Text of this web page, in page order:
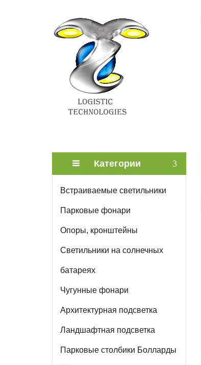
Категории
Встраиваемые светильники
Парковые фонари
Опоры, кронштейны
Светильники на солнечных
батареях
Чугунные фонари
Архитектурная подсветка
Ландшафтная подсветка
Парковые столбики Болларды